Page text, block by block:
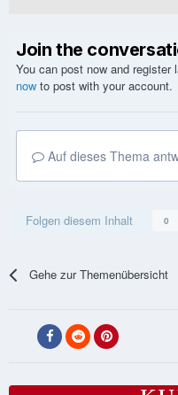
Join the
You can post now and
now to post with your account.
Auf dieses Thema
Folgen diesem Inhalt 0
Gehe zur Themenübersicht